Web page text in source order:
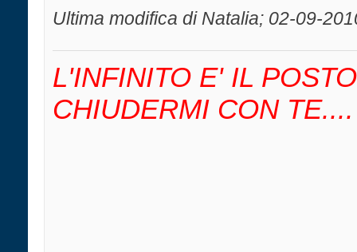
Ultima modifica di Natalia; 02-09-
L'INFINITO E' IL
CHIUDERMI CON TE....